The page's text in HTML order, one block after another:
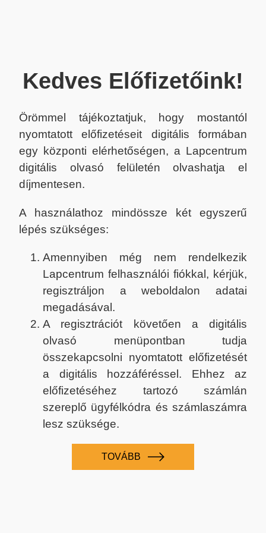
Kedves Előfizetőink!
Örömmel tájékoztatjuk, hogy mostantól
nyomtatott előfizetéseit digitális formában
egy központi elérhetőségen, a Lapcentrum
digitális olvasó felületén olvashatja el
díjmentesen.
A használathoz mindössze két egyszerű
lépés szükséges:
Amennyiben még nem rendelkezik
Lapcentrum felhasználói fiókkal, kérjük,
regisztráljon a weboldalon adatai
megadásával.
A regisztrációt követően a digitális
olvasó menüpontban tudja
összekapcsolni nyomtatott előfizetését
a digitális hozzáféréssel. Ehhez az
előfizetéséhez tartozó számlán
szereplő ügyfélkódra és számlaszámra
lesz szüksége.
TOVÁBB